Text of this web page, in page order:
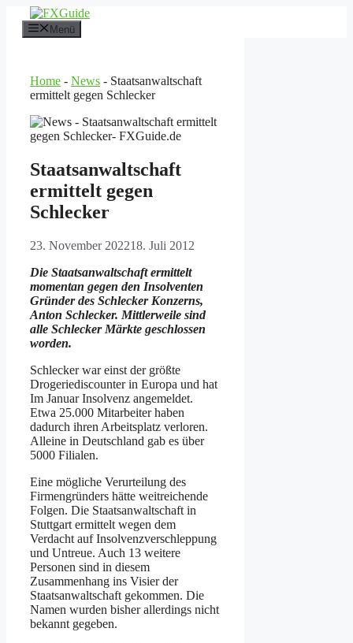
Inhalt
springen
Menü
Home - News - Staatsanwaltschaft
ermittelt gegen Schlecker
Staatsanwaltschaft
ermittelt gegen
Schlecker
23. November 202218. Juli 2012
Die Staatsanwaltschaft ermittelt
momentan gegen den Insolventen
Gründer des Schlecker Konzerns,
Anton Schlecker. Mittlerweile sind
alle Schlecker Märkte geschlossen
worden.
Schlecker war einst der größte
Drogeriediscounter in Europa und hat
Im Januar Insolvenz angemeldet.
Etwa 25.000 Mitarbeiter haben
dadurch ihren Arbeitsplatz verloren.
Alleine in Deutschland gab es über
5000 Filialen.
Eine mögliche Verurteilung des
Firmengründers hätte weitreichende
Folgen. Die Staatsanwaltschaft in
Stuttgart ermittelt wegen dem
Verdacht auf Insolvenzverschleppung
und Untreue. Auch 13 weitere
Personen sind in diesem
Zusammenhang ins Visier der
Staatsanwaltschaft gekommen. Die
Namen wurden bisher allerdings nicht
bekannt gegeben.